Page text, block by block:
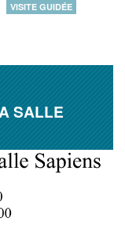
VISITE GUIDÉE
SALLE